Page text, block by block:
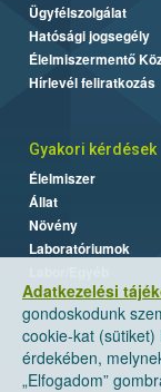
Adatkezelési
gondoskodunk
cookie-kat
érdekében,
„Elfogadom”
Ügyfélszolgálat
Hatósági jogsegély
Élelmiszermentő
Hírlevél feliratkozás
Gyakori kérdések
Élelmiszer
Állat
Növény
Laboratóriumok